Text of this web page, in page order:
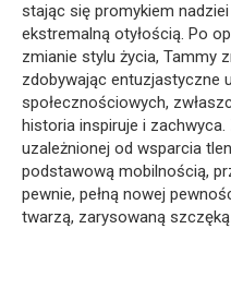
stając się promykiem
ekstremalną otyłością. Po
zmianie stylu życia, Tammy
zdobywając entuzjastyczne
społecznościowych,
historia inspiruje i
uzależnionej od wsparcia
podstawową mobilnością,
pewnie, pełną nowej
twarzą, zarysowaną